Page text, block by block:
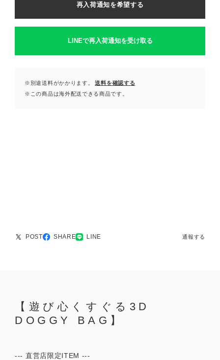
再入荷通知を希望する
LINEで再入荷通知を受け取る
※別途送料がかかります。
送料を確認する
※この商品は海外配送できる商品です。
POST SHARE LINE 通報する
【遊び心くすぐる3D
DOGGY BAG】
--- 直営店限定ITEM ---